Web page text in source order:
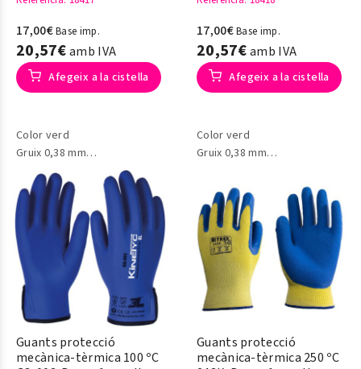
17,00€Base imp.
20,57€amb IVA
Afegeix a la cistella
Color verd
Gruix 0,38 mm
Model 613
17,00€Base imp.
20,57€amb IVA
Afegeix a la cistella
Color verd
Gruix 0,38 mm
Guants protecció
mecànica-tèrmica 100 ºC
Guants protecció
mecànica-tèrmica 250 ºC